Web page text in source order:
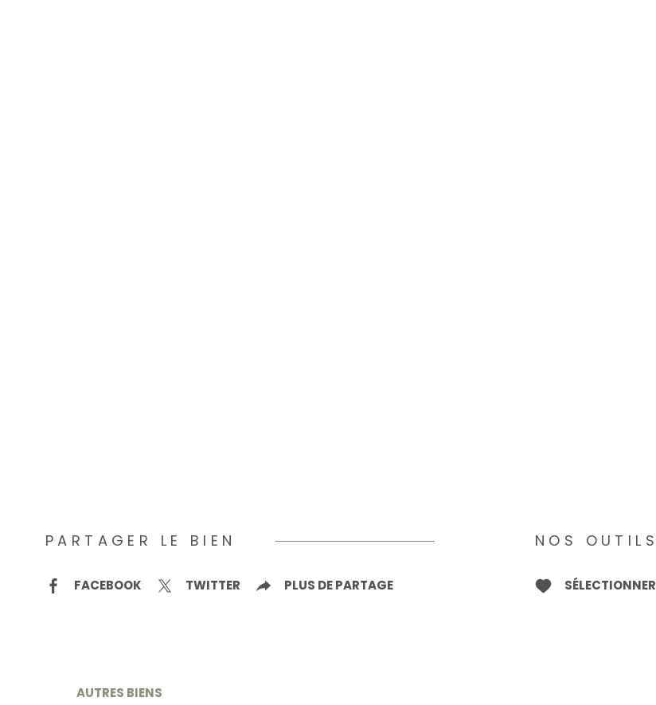
PARTAGER LE BIEN
FACEBOOK TWITTER PLUS DE PARTAGE
NOS OUTILS
SÉLECTIONNER
AUTRES BIENS